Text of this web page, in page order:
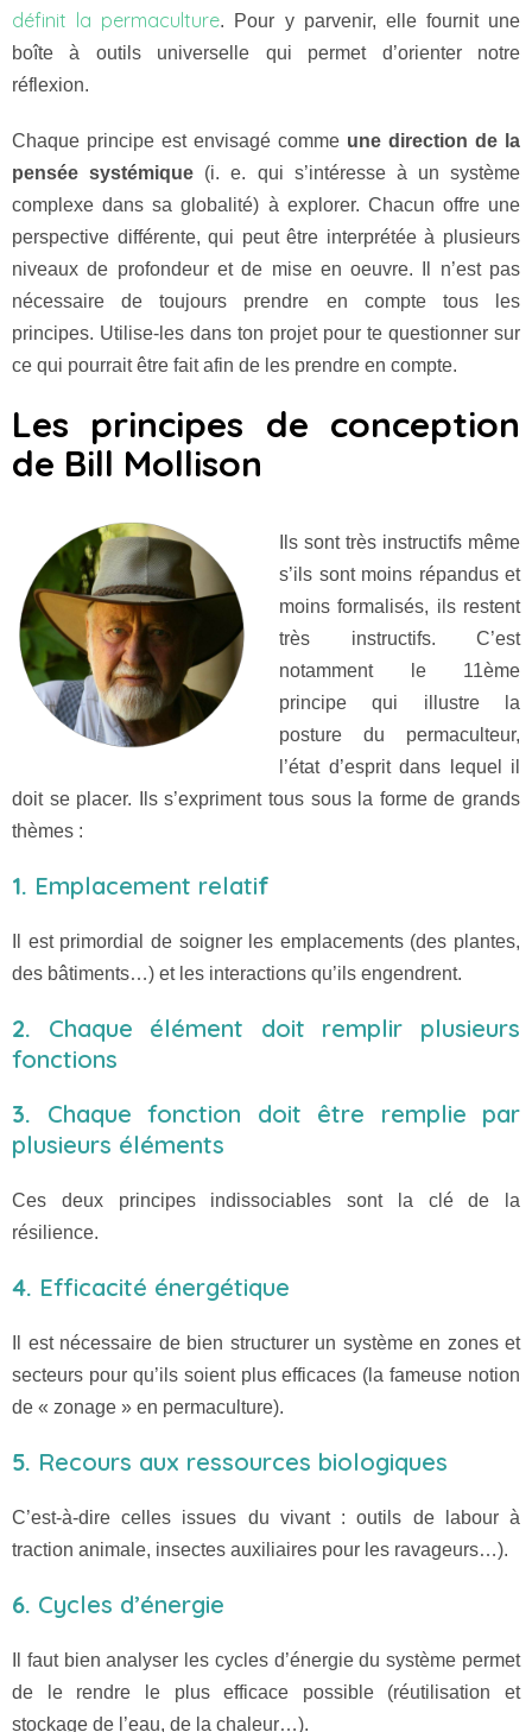
définit la permaculture. Pour y parvenir, elle fournit une
boîte à outils universelle qui permet d’orienter notre
réflexion.
Chaque principe est envisagé comme une direction de la
pensée systémique (i. e. qui s’intéresse à un système
complexe dans sa globalité) à explorer. Chacun offre une
perspective différente, qui peut être interprétée à plusieurs
niveaux de profondeur et de mise en oeuvre. Il n’est pas
nécessaire de toujours prendre en compte tous les
principes. Utilise-les dans ton projet pour te questionner sur
ce qui pourrait être fait afin de les prendre en compte.
Les principes de conception
de Bill Mollison
Ils sont très instructifs même
s’ils sont moins répandus et
moins formalisés, ils restent
très instructifs. C’est
notamment le 11ème
principe qui illustre la
posture du permaculteur,
l’état d’esprit dans lequel il
doit se placer. Ils s’expriment tous sous la forme de grands
thèmes :
1. Emplacement relatif
Il est primordial de soigner les emplacements (des plantes,
des bâtiments…) et les interactions qu’ils engendrent.
2. Chaque élément doit remplir plusieurs
fonctions
3. Chaque fonction doit être remplie par
plusieurs éléments
Ces deux principes indissociables sont la clé de la
résilience.
4. Efficacité énergétique
Il est nécessaire de bien structurer un système en zones et
secteurs pour qu’ils soient plus efficaces (la fameuse notion
de « zonage » en permaculture).
5. Recours aux ressources biologiques
C’est-à-dire celles issues du vivant : outils de labour à
traction animale, insectes auxiliaires pour les ravageurs…).
6. Cycles d’énergie
Il faut bien analyser les cycles d’énergie du système permet
de le rendre le plus efficace possible (réutilisation et
stockage de l’eau, de la chaleur…).